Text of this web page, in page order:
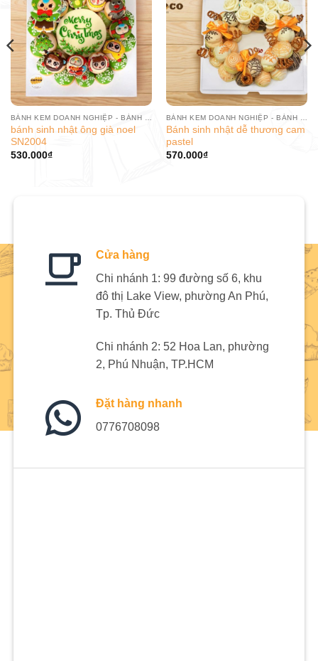
bánh sinh nhật ông già noel
SN2004
530.000₫
Bánh sinh nhật dễ thương cam
pastel
570.000₫
Cửa hàng
Chi nhánh 1: 99 đường số 6, khu
đô thị Lake View, phường An Phú,
Tp. Thủ Đức
Chi nhánh 2: 52 Hoa Lan, phường
2, Phú Nhuận, TP.HCM
Đặt hàng nhanh
0776708098